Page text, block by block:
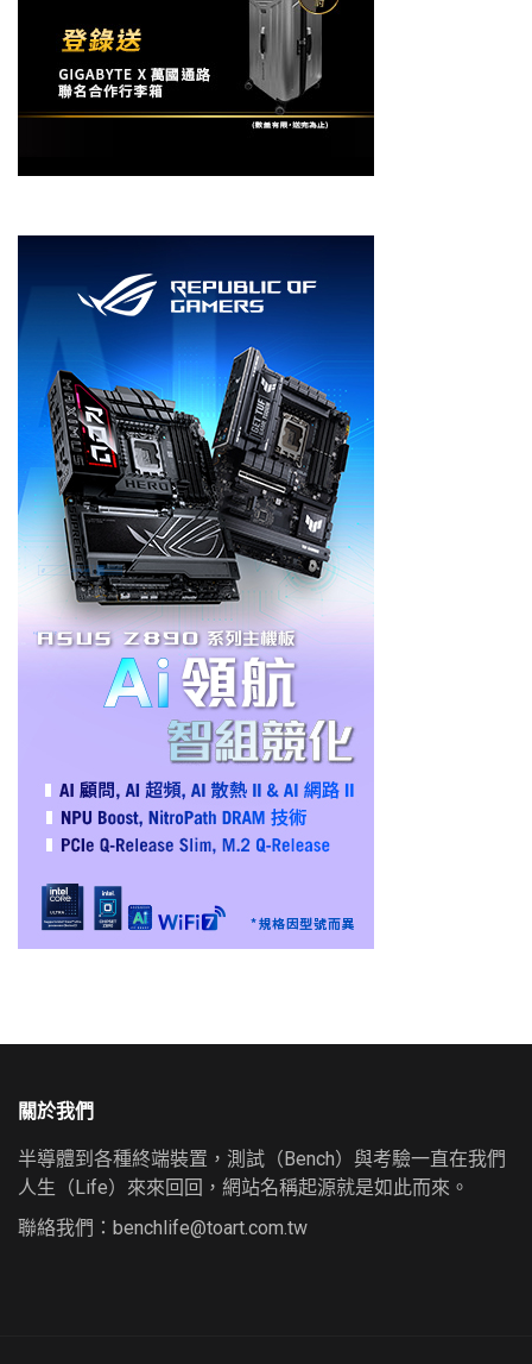
關於我們
半導體到各種終端裝置，測試（Bench）與考驗一直在我們
人生（Life）來來回回，網站名稱起源就是如此而來。
聯絡我們： benchlife@toart.com.tw